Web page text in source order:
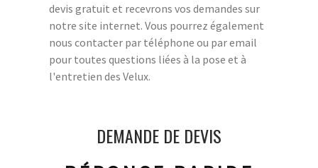
devis gratuit et recevrons vos demandes sur
notre site internet. Vous pourrez également
nous contacter par téléphone ou par email
pour toutes questions liées à la pose et à
l'entretien des Velux.
DEMANDE DE DEVIS